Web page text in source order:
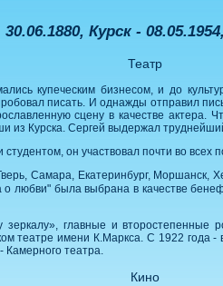
30.06.1880, Курск -
Театр
купеческим бизнесом, и до
писать. И однажды отправил
сцену в качестве актера.
Курска. Сергей выдержал
он участвовал почти во всех
Самара, Екатеринбург,
любви" была выбрана в качестве
главные и
театре имени К.Маркса. С 1922
Камерного театра.
Кино